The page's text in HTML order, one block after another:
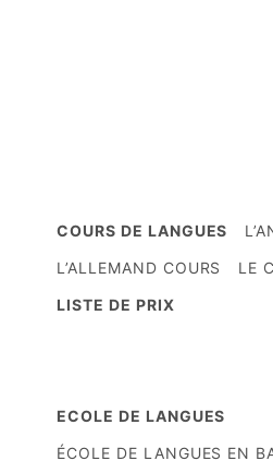
COURS DE LANGUES
L’ALLEMAND COURS
LE
LISTE DE PRIX
ECOLE DE LANGUES
ÉCOLE DE LANGUES EN